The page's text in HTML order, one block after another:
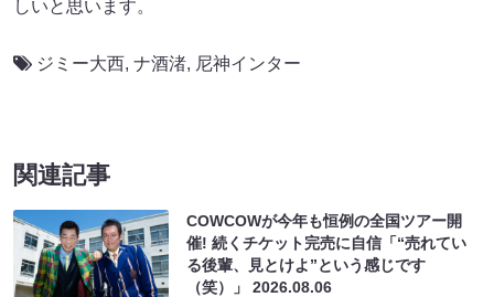
しいと思います。
ジミー大西, ナ酒渚, 尼神インター
関連記事
COWCOWが今年も恒例の全国ツアー開
催! 続くチケット完売に自信「“売れてい
る後輩、見とけよ”という感じです
（笑）」2026.08.06